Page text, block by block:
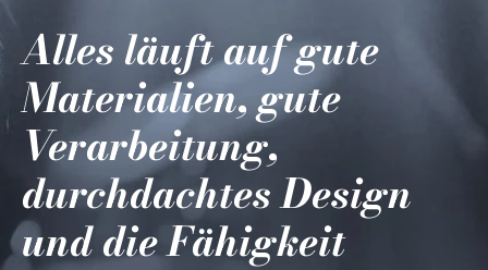
Alles läuft auf gute
Materialien, gute
Verarbeitung,
durchdachtes Design
und die Fähigkeit